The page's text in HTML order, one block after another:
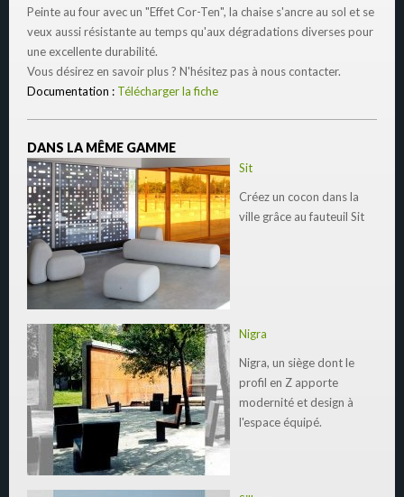
Peinte au four avec un "Effet Cor-Ten", la chaise s'ancre au sol et se
veux aussi résistante au temps qu'aux dégradations diverses pour
une excellente durabilité.
Vous désirez en savoir plus ? N'hésitez pas à nous contacter.
Documentation : Télécharger la fiche
DANS LA MÊME GAMME
Sit
Créez un cocon dans la
ville grâce au fauteuil Sit
Nigra
Nigra, un siège dont le
profil en Z apporte
modernité et design à
l'espace équipé.